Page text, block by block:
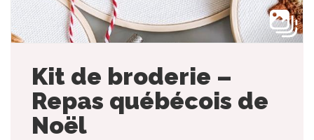
Kit de broderie –
Repas québécois de
Noël